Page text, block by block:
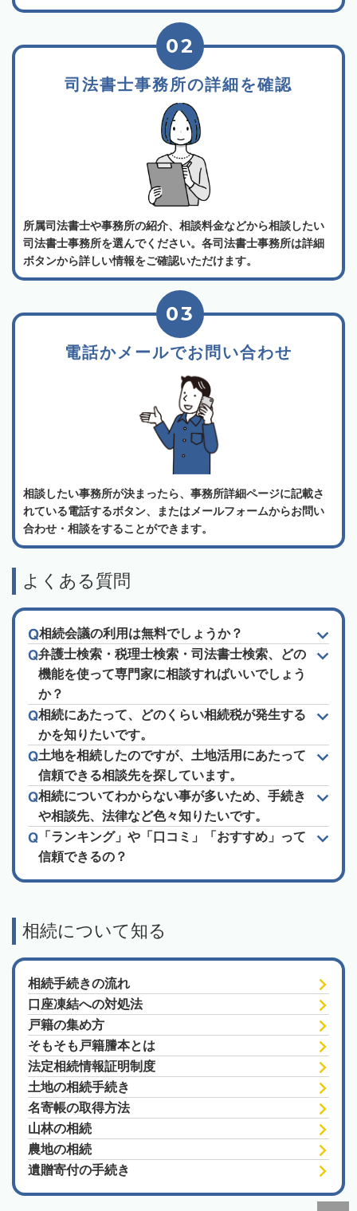
司法書士事務所の詳細を確認
02
所属司法書士や事務所の紹介、相談料金などから相談したい
司法書士事務所を選んでください。各司法書士事務所は詳細
ボタンから詳しい情報をご確認いただけます。
電話かメールでお問い合わせ
03
相談したい事務所が決まったら、事務所詳細ページに記載さ
れている電話するボタン、またはメールフォームからお問い
合わせ・相談をすることができます。
よくある質問
相続会議の利用は無料でしょうか？
弁護士検索・税理士検索・司法書士検索、どの
機能を使って専門家に相談すればいいでしょう
か？
相続にあたって、どのくらい相続税が発生する
かを知りたいです。
土地を相続したのですが、土地活用にあたって
信頼できる相談先を探しています。
相続についてわからない事が多いため、手続き
や相談先、法律など色々知りたいです。
「ランキング」や「口コミ」「おすすめ」って
信頼できるの？
相続について知る
相続手続きの流れ
口座凍結への対処法
戸籍の集め方
そもそも戸籍謄本とは
法定相続情報証明制度
土地の相続手続き
名寄帳の取得方法
山林の相続
農地の相続
遺贈寄付の手続き